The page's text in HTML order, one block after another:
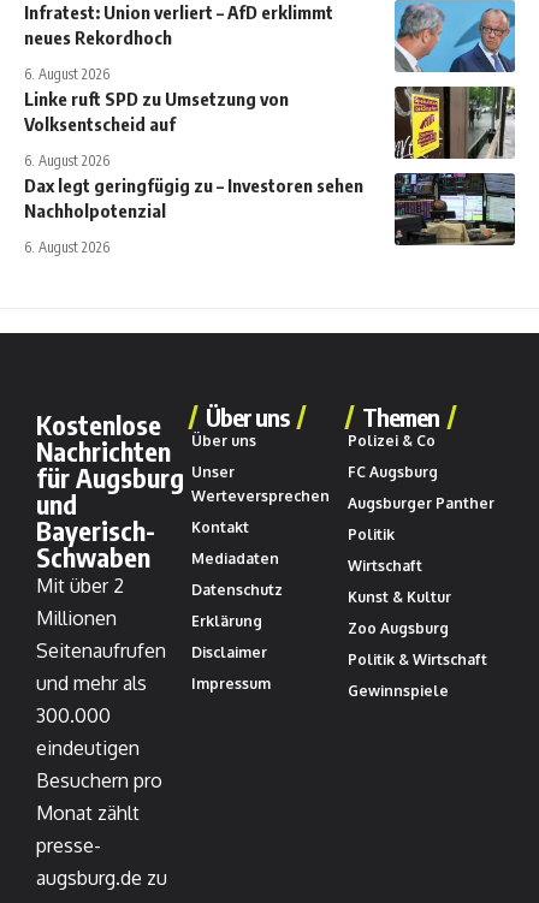
Infratest: Union verliert – AfD erklimmt
neues Rekordhoch
6. August 2026
Linke ruft SPD zu Umsetzung von
Volksentscheid auf
6. August 2026
Dax legt geringfügig zu – Investoren sehen
Nachholpotenzial
6. August 2026
Kostenlose
Nachrichten
für Augsburg
und
Bayerisch-
Schwaben
Mit über 2
Millionen
Seitenaufrufen
und mehr als
300.000
eindeutigen
Besuchern pro
Monat zählt
presse-
augsburg.de zu
Über uns
Über uns
Unser
Werteversprechen
Kontakt
Mediadaten
Datenschutz
Erklärung
Disclaimer
Impressum
Themen
Polizei & Co
FC Augsburg
Augsburger Panther
Politik
Wirtschaft
Kunst & Kultur
Zoo Augsburg
Politik & Wirtschaft
Gewinnspiele